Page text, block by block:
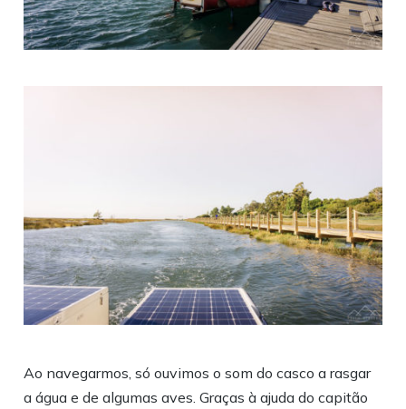
Ao navegarmos, só ouvimos o som do casco a rasgar
a água e de algumas aves. Graças à ajuda do capitão